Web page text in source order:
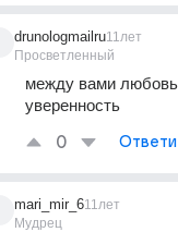
drunologmailru
Просветленный
11лет
между вами любовь
уверенность
0
mari_mir_6
Мудрец
11лет